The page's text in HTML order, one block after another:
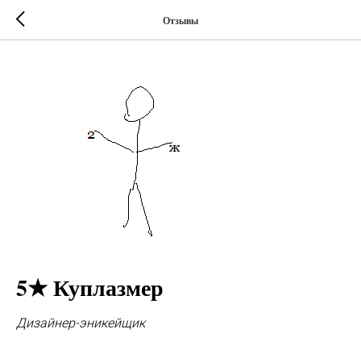
Отзывы
5★ Куплазмер
Дизайнер-эникейщик